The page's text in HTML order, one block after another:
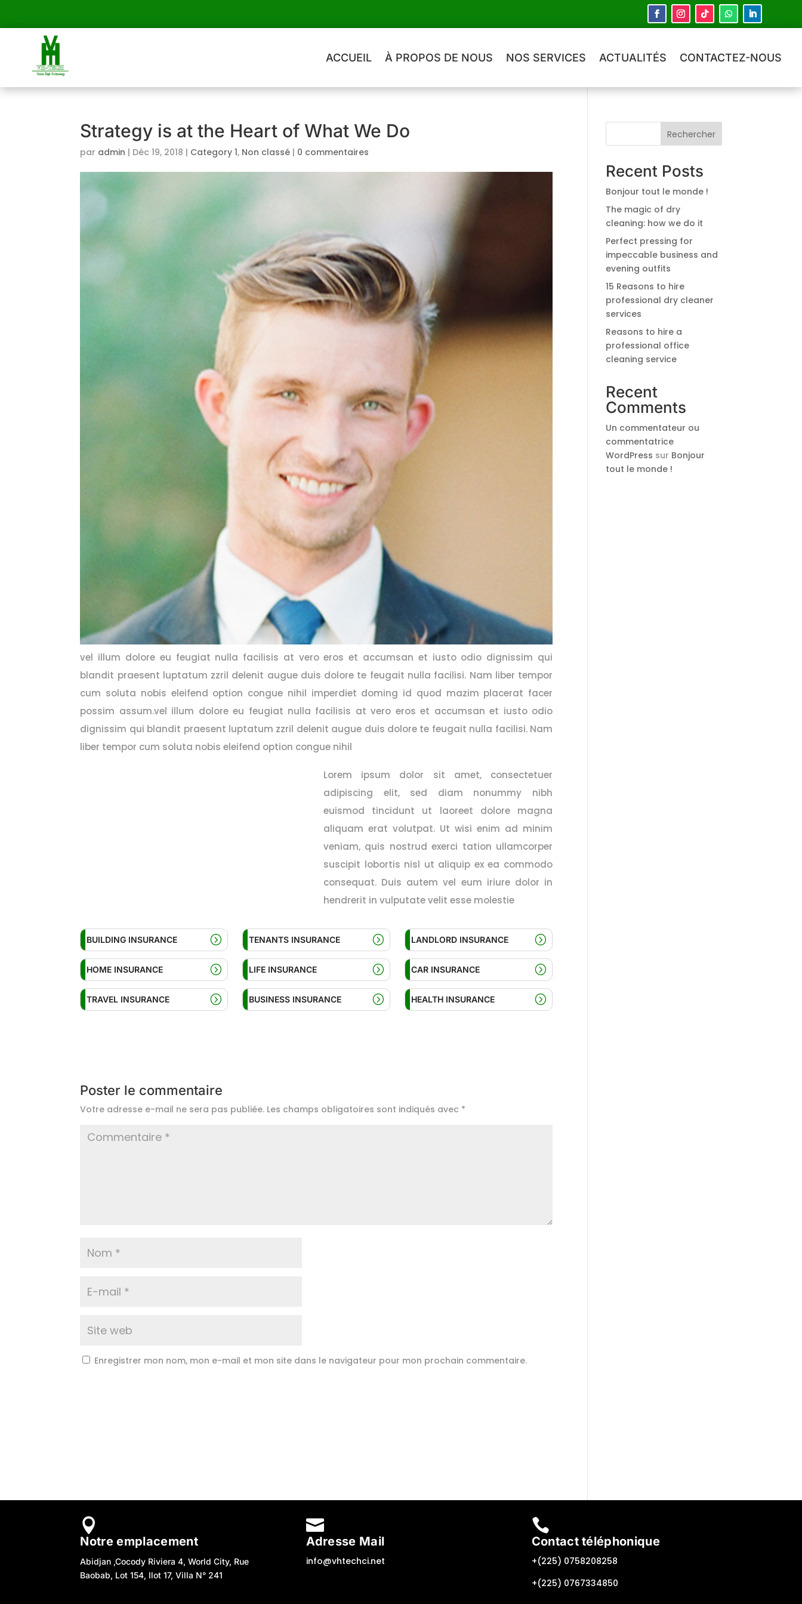
ACCUEIL À PROPOS DE NOUS NOS SERVICES ACTUALITÉS CONTACTEZ-NOUS
Strategy is at the Heart of What We Do
par admin | Déc 19, 2018 | Category 1, Non classé | 0 commentaires
vel illum dolore eu feugiat nulla facilisis at vero eros et accumsan et iusto odio dignissim qui
blandit praesent luptatum zzril delenit augue duis dolore te feugait nulla facilisi. Nam liber tempor
cum soluta nobis eleifend option congue nihil imperdiet doming id quod mazim placerat facer
possim assum.vel illum dolore eu feugiat nulla facilisis at vero eros et accumsan et iusto odio
dignissim qui blandit praesent luptatum zzril delenit augue duis dolore te feugait nulla facilisi. Nam
liber tempor cum soluta nobis eleifend option congue nihil
Lorem ipsum dolor sit amet, consectetuer
adipiscing elit, sed diam nonummy nibh
euismod tincidunt ut laoreet dolore magna
aliquam erat volutpat. Ut wisi enim ad minim
veniam, quis nostrud exerci tation ullamcorper
suscipit lobortis nisl ut aliquip ex ea commodo
consequat. Duis autem vel eum iriure dolor in
hendrerit in vulputate velit esse molestie
BUILDING INSURANCE
HOME INSURANCE
TRAVEL INSURANCE
TENANTS INSURANCE
LIFE INSURANCE
BUSINESS INSURANCE
LANDLORD INSURANCE
CAR INSURANCE
HEALTH INSURANCE
Poster le commentaire
Votre adresse e-mail ne sera pas publiée. Les champs obligatoires sont indiqués avec *
Enregistrer mon nom, mon e-mail et mon site dans le navigateur pour mon prochain commentaire.
Rechercher
Recent Posts
Bonjour tout le monde !
The magic of dry
cleaning: how we do it
Perfect pressing for
impeccable business and
evening outfits
15 Reasons to hire
professional dry cleaner
services
Reasons to hire a
professional office
cleaning service
Recent
Comments
Un commentateur ou
commentatrice
WordPress sur Bonjour
tout le monde !

Notre emplacement
Abidjan ,Cocody Riviera 4, World City, Rue
Baobab, Lot 154, Ilot 17, Villa N° 241

Adresse Mail
info@vhtechci.net

Contact téléphonique
+(225) 0758208258
+(225) 0767334850